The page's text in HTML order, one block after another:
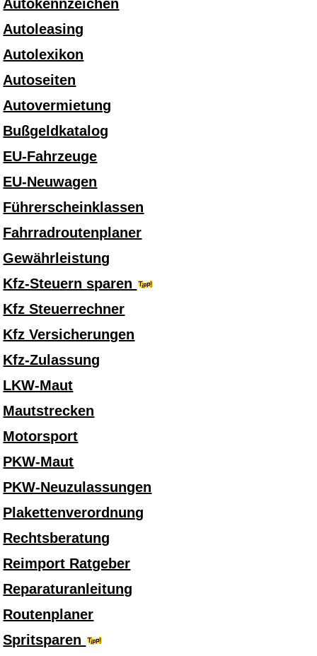
Autokennzeichen
Autoleasing
Autolexikon
Autoseiten
Autovermietung
Bußgeldkatalog
EU-Fahrzeuge
EU-Neuwagen
Führerscheinklassen
Fahrradroutenplaner
Gewährleistung
Kfz-Steuern sparen
Kfz Steuerrechner
Kfz Versicherungen
Kfz-Zulassung
LKW-Maut
Mautstrecken
Motorsport
PKW-Maut
PKW-Neuzulassungen
Plakettenverordnung
Rechtsberatung
Reimport Ratgeber
Reparaturanleitung
Routenplaner
Spritsparen